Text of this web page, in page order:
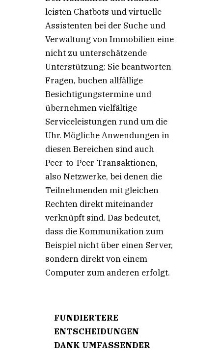
leisten Chatbots und virtuelle
Assistenten bei der Suche und
Verwaltung von Immobilien eine
nicht zu unterschätzende
Unterstützung: Sie beantworten
Fragen, buchen allfällige
Besichtigungstermine und
übernehmen vielfältige
Serviceleistungen rund um die
Uhr. Mögliche Anwendungen in
diesen Bereichen sind auch
Peer-to-Peer-Transaktionen,
also Netzwerke, bei denen die
Teilnehmenden mit gleichen
Rechten direkt miteinander
verknüpft sind. Das bedeutet,
dass die Kommunikation zum
Beispiel nicht über einen Server,
sondern direkt von einem
Computer zum anderen erfolgt.
FUNDIERTERE
ENTSCHEIDUNGEN
DANK UMFASSENDER